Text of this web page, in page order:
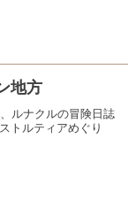
地方
ルナクルの冒険日誌
トルティアめぐり